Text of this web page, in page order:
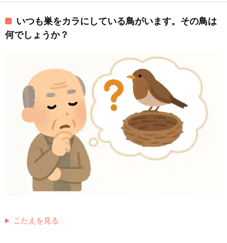
いつも巣をカラにしている鳥がいます。その鳥は
何でしょうか？
こたえを見る